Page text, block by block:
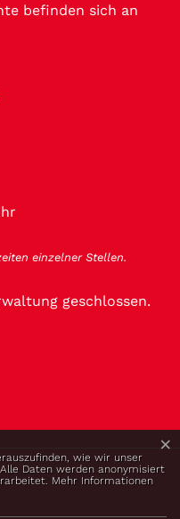
befinden sich an
einzelner Stellen.
geschlossen.
wie wir unser
Daten werden anonymisiert
Mehr Informationen
×